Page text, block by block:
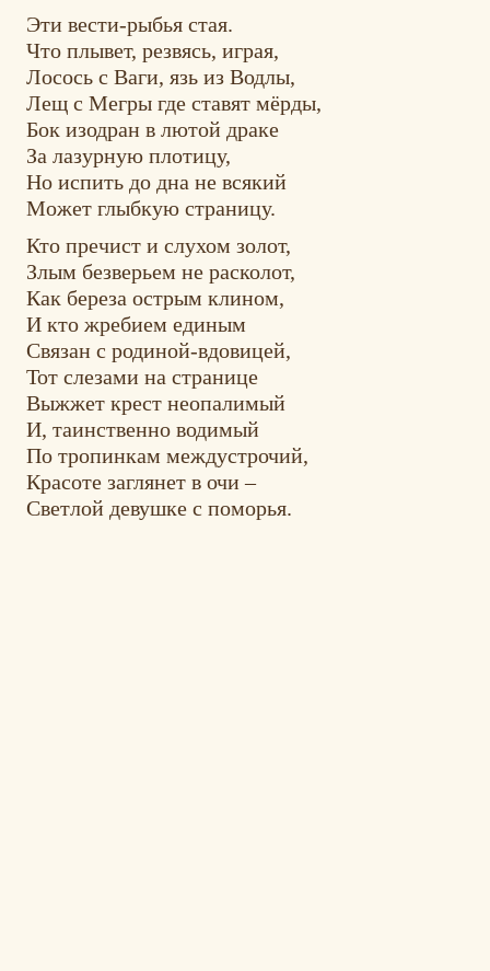
Эти вести-рыбья стая.
Что плывет, резвясь, играя,
Лосось с Ваги, язь из Водлы,
Лещ с Мегры где ставят мёрды,
Бок изодран в лютой драке
За лазурную плотицу,
Но испить до дна не всякий
Может глыбкую страницу.
Кто пречист и слухом золот,
Злым безверьем не расколот,
Как береза острым клином,
И кто жребием единым
Связан с родиной-вдовицей,
Тот слезами на странице
Выжжет крест неопалимый
И, таинственно водимый
По тропинкам междустрочий,
Красоте заглянет в очи –
Светлой девушке с поморья.